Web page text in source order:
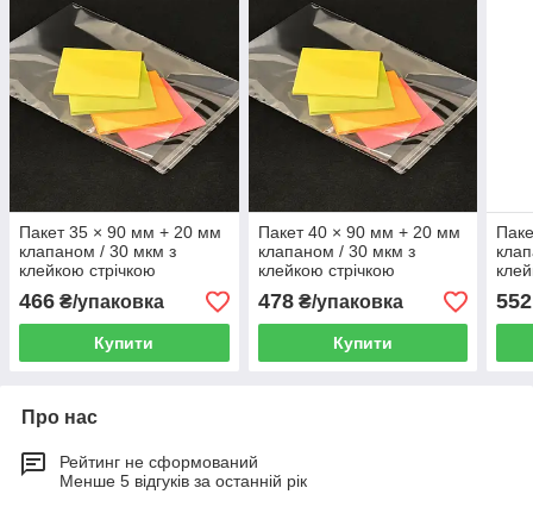
Пакет 35 × 90 мм + 20 мм
клапаном / 30 мкм з
клейкою стрічкою
поліпропиленовий БОПП
1000 шт
466 ₴/упаковка
Купити
Пакет 40 × 90 мм + 20 мм
клапаном / 30 мкм з
клейкою стрічкою
поліпропиленовий БОПП
1000 шт
478₴/упаковка
Купити
552
Про нас
Рейтинг не сформований
Менше 5 відгуків за останній рік